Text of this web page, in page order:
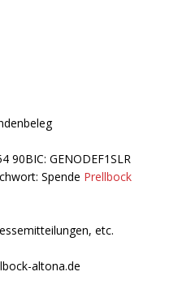
90BIC: GENODEF1SLR
Spende Prellbock
etc.
altona.de